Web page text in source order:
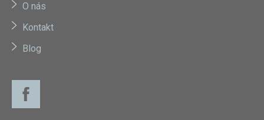
O nás
Kontakt
Blog